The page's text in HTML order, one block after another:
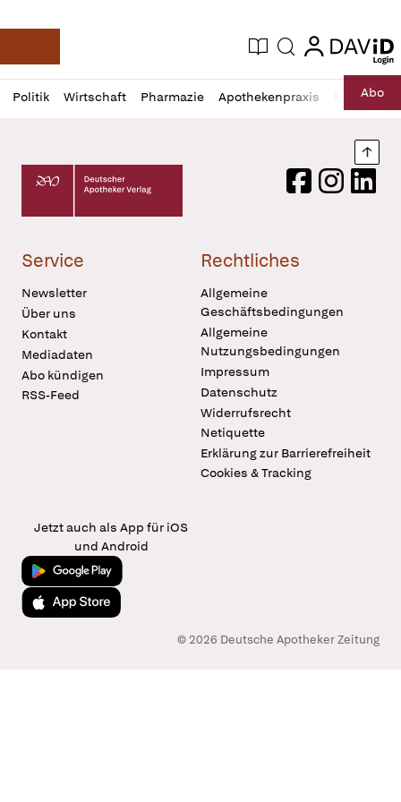
Deutsche Apotheker Zeitung
Aktuelle Ausgabe
Suche login
login
Politik Wirtschaft Pharmazie Apothekenpraxis RechtAbo
Profil
öffnen
Daz
Pur
Deutscher Apotheker Verlag Logo
FacebookInstagram
Service
Newsletter
Über uns
Kontakt
Mediadaten
Abo kündigen
RSS-Feed
Rechtliches
Allgemeine
Geschäftsbedingungen
Allgemeine
Nutzungsbedingungen
Impressum
Datenschutz
Widerrufsrecht
Netiquette
Erklärung zur Barrierefreiheit
Cookies & Tracking
Jetzt auch als App für iOS
und Android
Jetzt bei Google Play
Laden im App Store
© 2026 Deutsche Apotheker Zeitung